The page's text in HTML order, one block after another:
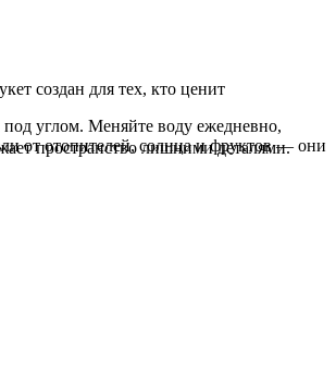
создан для тех, кто ценит
пространство лишними деталями.
под углом. Меняйте воду ежедневно,
от отопителей, солнца и фруктов — они